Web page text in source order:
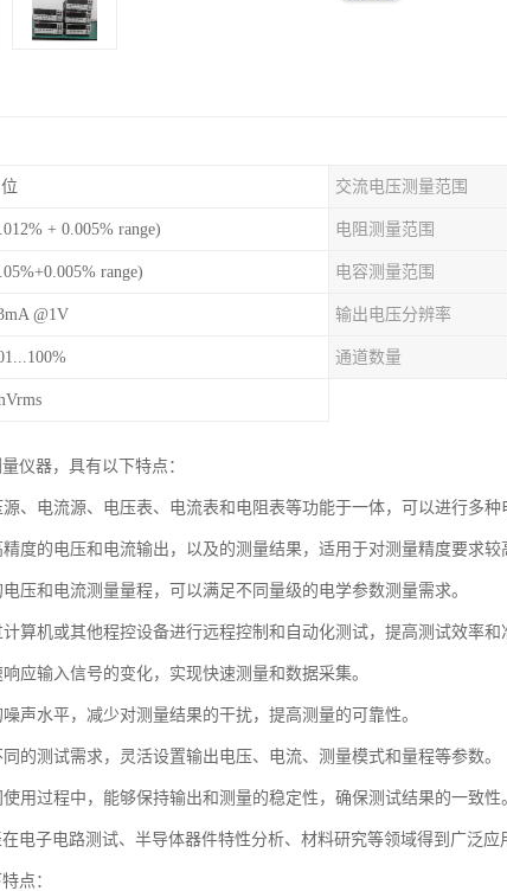
交流电压测量范围
+ 0.005% range) 电阻测量范围
range) 电容测量范围
@1V 输出电压分辨率
通道数量
仪器，具有以下特点：
、电流源、电压表、电流表和电阻表等功能于一体，可以进行多种
度的电压和电流输出，以及的测量结果，适用于对测量精度要求较
压和电流测量量程，可以满足不同量级的电学参数测量需求。
算机或其他程控设备进行远程控制和自动化测试，提高测试效率和
应输入信号的变化，实现快速测量和数据采集。
声水平，减少对测量结果的干扰，提高测量的可靠性。
的测试需求，灵活设置输出电压、电流、测量模式和量程等参数。
用过程中，能够保持输出和测量的稳定性，确保测试结果的一致性
电子电路测试、半导体器件特性分析、材料研究等领域得到广泛应
点：